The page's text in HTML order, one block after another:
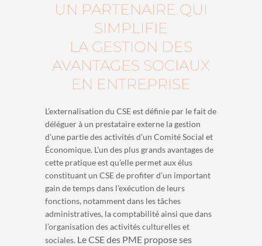
UN PARTENAIRE QUI
SIMPLIFIE
LA GESTION DES
AVANTAGES SOCIAUX
EN ENTREPRISE
L’externalisation du CSE est définie par le fait de
déléguer à un prestataire externe la gestion
d’une partie des activités d’un Comité Social et
Économique. L’un des plus grands avantages de
cette pratique est qu’elle permet aux élus
constituant un CSE de profiter d’un important
gain de temps dans l’exécution de leurs
fonctions, notamment dans les tâches
administratives, la comptabilité ainsi que dans
l’organisation des activités culturelles et
sociales. Le CSE des PME propose ses